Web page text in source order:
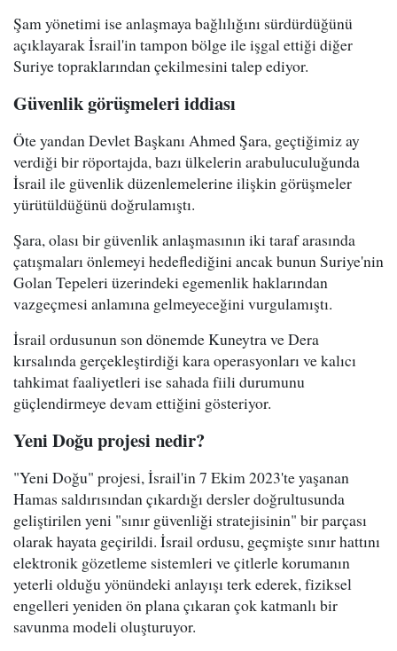
Şam yönetimi ise anlaşmaya bağlılığını sürdürdüğünü
açıklayarak İsrail'in tampon bölge ile işgal ettiği diğer
Suriye topraklarından çekilmesini talep ediyor.
Güvenlik görüşmeleri iddiası
Öte yandan Devlet Başkanı Ahmed Şara, geçtiğimiz ay
verdiği bir röportajda, bazı ülkelerin arabuluculuğunda
İsrail ile güvenlik düzenlemelerine ilişkin görüşmeler
yürütüldüğünü doğrulamıştı.
Şara, olası bir güvenlik anlaşmasının iki taraf arasında
çatışmaları önlemeyi hedeflediğini ancak bunun Suriye'nin
Golan Tepeleri üzerindeki egemenlik haklarından
vazgeçmesi anlamına gelmeyeceğini vurgulamıştı.
İsrail ordusunun son dönemde Kuneytra ve Dera
kırsalında gerçekleştirdiği kara operasyonları ve kalıcı
tahkimat faaliyetleri ise sahada fiili durumunu
güçlendirmeye devam ettiğini gösteriyor.
Yeni Doğu projesi nedir?
"Yeni Doğu" projesi, İsrail'in 7 Ekim 2023'te yaşanan
Hamas saldırısından çıkardığı dersler doğrultusunda
geliştirilen yeni "sınır güvenliği stratejisinin" bir parçası
olarak hayata geçirildi. İsrail ordusu, geçmişte sınır hattını
elektronik gözetleme sistemleri ve çitlerle korumanın
yeterli olduğu yönündeki anlayışı terk ederek, fiziksel
engelleri yeniden ön plana çıkaran çok katmanlı bir
savunma modeli oluşturuyor.